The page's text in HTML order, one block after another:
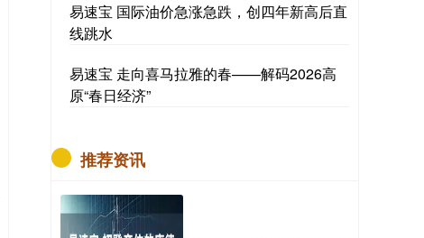
易速宝 国际油价急涨急跌，创四年新高后直
线跳水
易速宝 走向喜马拉雅的春——解码2026高
原“春日经济”
推荐资讯